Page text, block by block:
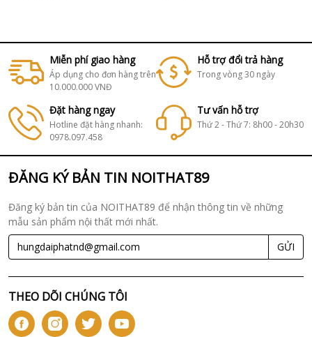
Miễn phí giao hàng
Áp dụng cho đơn hàng trên
10.000.000 VNĐ
Hỗ trợ đổi trả hàng
Trong vòng 30 ngày
Đặt hàng ngay
Hotline đặt hàng nhanh:
0978.097.458
Tư vấn hỗ trợ
Thứ 2 - Thứ 7: 8h00 - 20h30
ĐĂNG KÝ BẢN TIN NOITHAT89
Đăng ký bản tin của NOITHAT89 để nhận thông tin về những
mẫu sản phẩm nội thất mới nhất.
GỬI
THEO DÕI CHÚNG TÔI